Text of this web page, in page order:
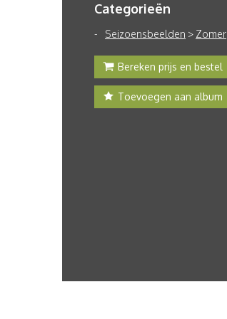
Categorieën
Seizoensbeelden > Zomer
Bereken prijs en bestel
Toevoegen aan album